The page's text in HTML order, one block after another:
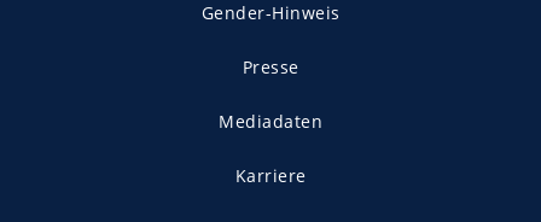
Gender-Hinweis
Presse
Mediadaten
Karriere